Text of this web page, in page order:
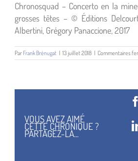
Chronosquad – Concerto en la
grosses têtes – © Éditions
Albertini, Grégory Panaccione, 2017
Par Frank Brénugat | 13 juillet 2018 | Commentaires
VOUS AVEZ AIMÉ
CETTE CHRONIQUE ?
PARTAGEZ-LA...